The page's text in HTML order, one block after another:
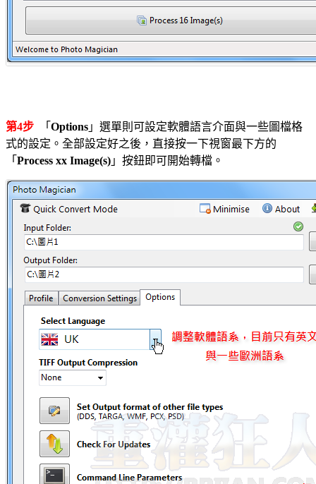
第4步 「 Options 」選單則可設定軟體語言介面與一些圖檔格
式的設定。全部設定好之後，直接按一下視窗最下方的
「 Process xx Image(s) 」按鈕即可開始轉檔。